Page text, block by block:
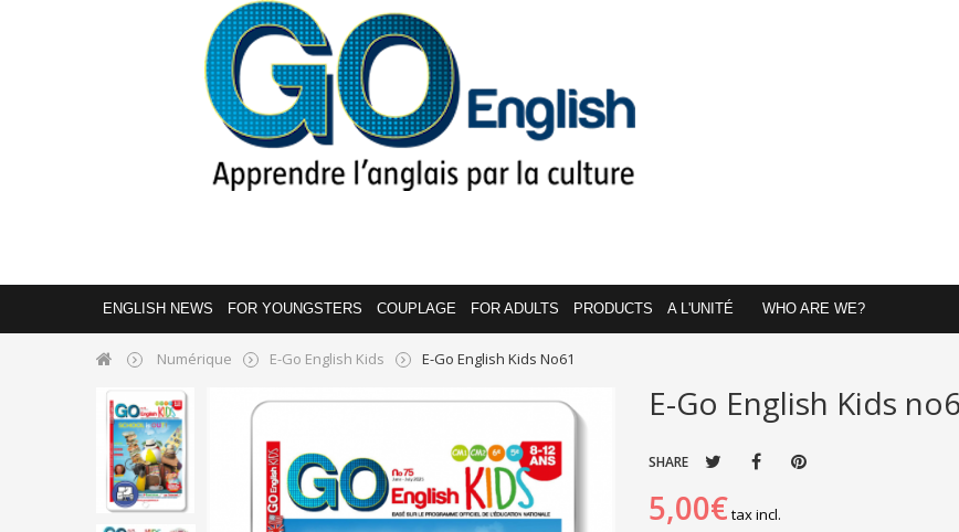
ENGLISH NEWS FOR YOUNGSTERS COUPLAGE FOR ADULTS PRODUCTS A L'UNITÉ WHO ARE WE?
Numérique E-Go English Kids E-Go English Kids No61
E-Go English Kids
SHARE
5,00€tax incl.